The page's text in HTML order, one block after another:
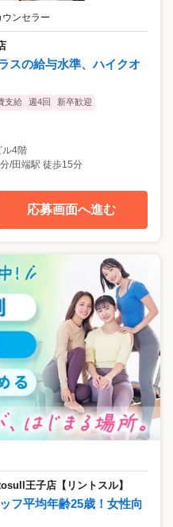
ンセラー
スの給与水準、ハイクオ
支給 週4回 新卒歓迎
ル4階
/田端駅 徒歩15分
応募画面へ進む
王子店【リントスル】
フ平均年齢25歳！女性向